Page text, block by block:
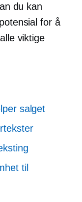
du kan
for å
viktige
salget
til